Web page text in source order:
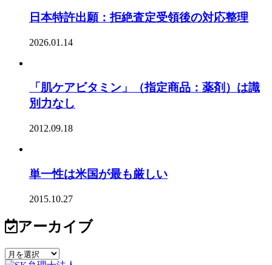
日本特許出願：拒絶査定受領後の対応整理
2026.01.14
「肌ケアビタミン」（指定商品：薬剤）は識
別力なし
2012.09.18
単一性は米国が最も厳しい
2015.10.27
アーカイブ